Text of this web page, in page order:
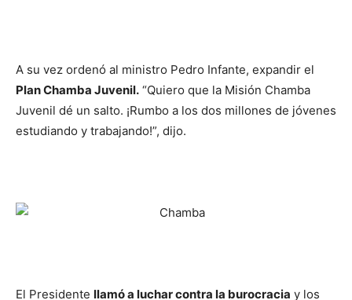
A su vez ordenó al ministro Pedro Infante, expandir el
Plan Chamba Juvenil. “Quiero que la Misión Chamba
Juvenil dé un salto. ¡Rumbo a los dos millones de jóvenes
estudiando y trabajando!”, dijo.
El Presidente llamó a luchar contra la burocracia y los